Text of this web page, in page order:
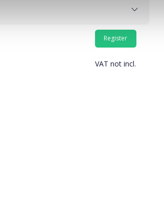
VAT not incl.